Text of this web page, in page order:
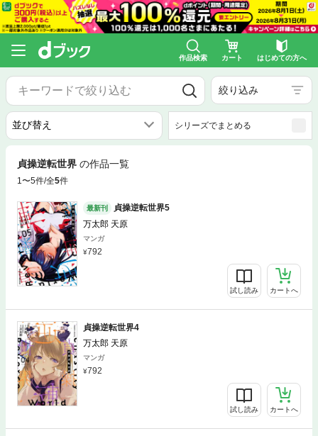
作品検索 カート はじめての方へ
絞り込み
シリーズでまとめる
貞操逆転世界 の作品一覧
1〜5件/全5件
最新刊
貞操逆転世界5
万太郎 天原
マンガ
792
試し読み カートへ
貞操逆転世界4
万太郎 天原
マンガ
792
試し読み カートへ